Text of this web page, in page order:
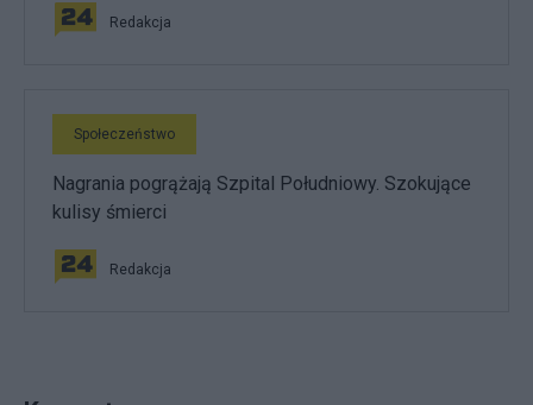
Redakcja
Społeczeństwo
Nagrania pogrążają Szpital Południowy. Szokujące
kulisy śmierci
Redakcja